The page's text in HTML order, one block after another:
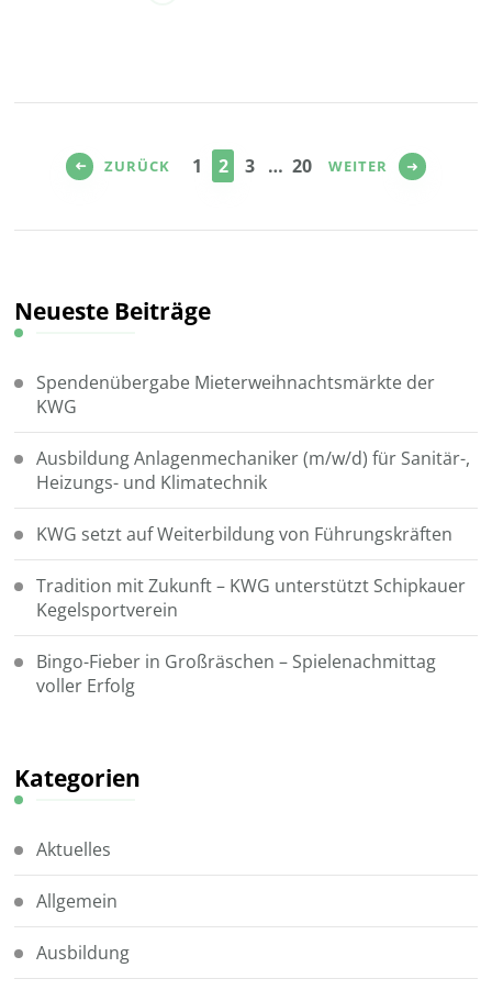
der
ZURÜCK SEITE
1 SEITE
2 SEITE
3 … SEITE
20 WEITER
Neueste Beiträge
Spendenübergabe Mieterweihnachtsmärkte der
KWG
Ausbildung Anlagenmechaniker (m/w/d) für Sanitär-,
Heizungs- und Klimatechnik
KWG setzt auf Weiterbildung von Führungskräften
Tradition mit Zukunft – KWG unterstützt Schipkauer
Kegelsportverein
Bingo-Fieber in Großräschen – Spielenachmittag
voller Erfolg
Kategorien
Aktuelles
Allgemein
Ausbildung